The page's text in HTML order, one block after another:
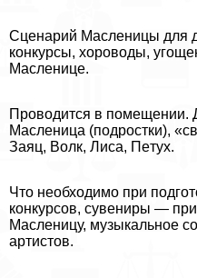
Сценарий Масленицы для
конкурсы, хороводы,
Масленице.
Проводится в
Масленица (подростки),
Заяц, Волк, Лиса, Пeтyx.
Что необходимо при
конкурсов, сувениры —
Масленицу, музыкальное
артистов.